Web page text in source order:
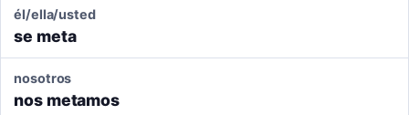
él/ella/usted
se meta
nosotros
nos metamos